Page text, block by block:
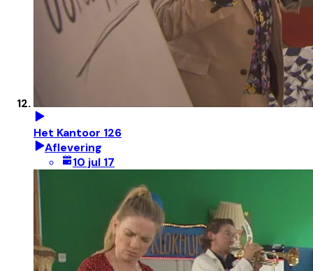
Het Kantoor 126
Aflevering
10 jul 17